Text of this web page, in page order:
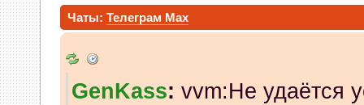
Чаты:Телеграм Max
GenKass: vvm:Не удаётся